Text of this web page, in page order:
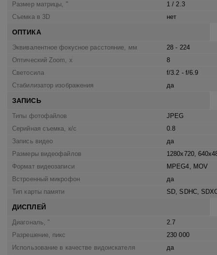
Размер матрицы, "
1 / 2.3
Съемка в 3D
нет
ОПТИКА
Эквивалентное фокусное расстояние, мм
28 - 224
Оптический Zoom, x
8
Светосила
f/3.2 - f/6.9
Стабилизатор изображения
да
ЗАПИСЬ
Типы фотофайлов
JPEG
Серийная съемка, к/c
0.8
Запись видео
да
Размеры видеофайлов
1280x720,
Формат видеозаписи
MPEG4, MOV
Встроенный микрофон
да
Тип карты памяти
SD, SDHC,
ДИСПЛЕЙ
Диагональ, "
2.7
Разрешение, пикс
230 000
Использование в качестве видоискателя
да